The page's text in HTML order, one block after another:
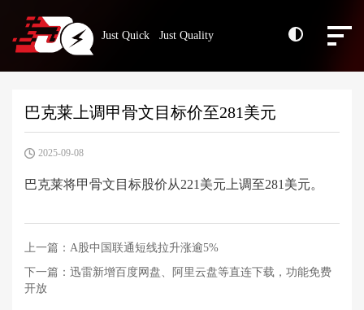
Just Quick Just Quality
巴克莱上调甲骨文目标价至281美元
2025-09-08
巴克莱将甲骨文目标股价从221美元上调至281美元。
上一篇： A股中国联通短线拉升涨逾5%
下一篇： 迅雷新增百度网盘、阿里云盘等直连下载，功能免费
开放